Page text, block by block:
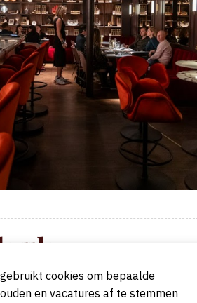
cookies om bepaalde
en vacatures af te stemmen